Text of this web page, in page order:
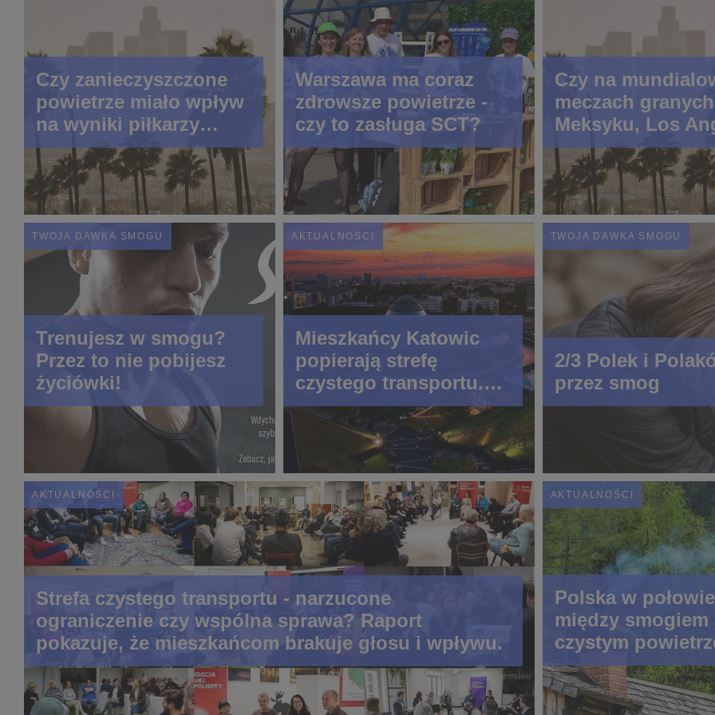
Czy zanieczyszczone
powietrze miało wpływ
na wyniki piłkarzy
podczas mundialu? W
smogu gra traci tempo
Warszawa ma coraz
zdrowsze powietrze -
czy to zasługa SCT?
Czy na
meczach
Meksyku, Los
i Houston
bramek?
smogu gra traci
tempo?
TWOJA DAWKA SMOGU
Trenujesz w smogu?
Przez to nie pobijesz
życiówki!
AKTUALNOŚCI
Mieszkańcy Katowic
popierają strefę
czystego transportu.
Organizacje pokazują
badania
TWOJA DAWKA SMOGU
2/3 Polek i
przez smog
AKTUALNOŚCI
Strefa czystego transportu - narzucone
ograniczenie czy wspólna sprawa? Raport
pokazuje, że mieszkańcom brakuje głosu i wpływu.
AKTUALNOŚCI
Polska w
między smogiem
czystym